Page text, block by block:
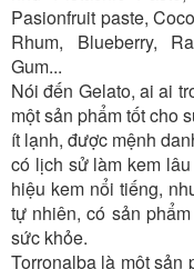
Pasionfruit paste,
Rhum, Blueberry,
Gum...
Nói đến Gelato, ai ai
một sản phẩm tốt cho
ít lạnh, được mệnh
có lịch sử làm kem
hiệu kem nổi tiếng,
tự nhiên, có sản
sức khỏe.
Torronalba là một sản